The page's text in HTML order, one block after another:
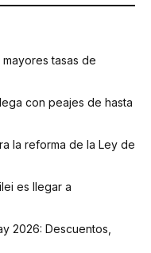
tasas de
con peajes de hasta
la reforma de la Ley de
es llegar a
2026: Descuentos,